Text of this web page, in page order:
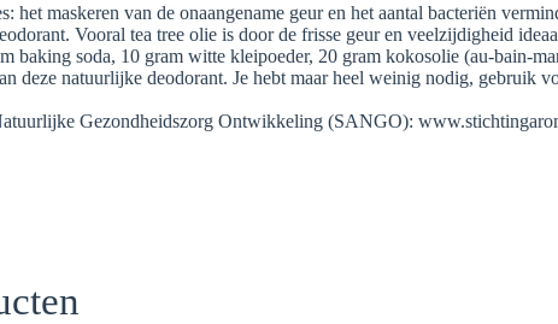
het maskeren van de onaangename geur en het aantal bacteriën
Vooral tea tree olie is door de frisse geur en veelzijdigheid
baking soda, 10 gram witte kleipoeder, 20 gram kokosolie (au-bain-
deze natuurlijke deodorant. Je hebt maar heel weinig nodig,
Gezondheidszorg Ontwikkeling (SANGO):